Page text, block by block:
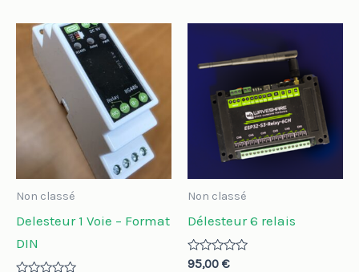
Non classé
Delesteur 1 Voie – Format
DIN
Non classé
Délesteur 6 relais
Note
95,00 €